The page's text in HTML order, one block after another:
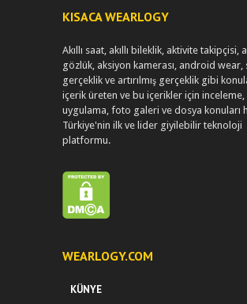
KISACA WEARLOGY
Akıllı saat, akıllı bileklik, aktivite takipçisi,
gözlük, aksiyon kamerası, android wear,
gerçeklik ve artırılmış gerçeklik gibi
içerik üreten ve bu içerikler için inceleme,
uygulama, foto galeri ve dosya konuları
Türkiye'nin ilk ve lider giyilebilir teknoloji
platformu.
WEARLOGY.COM
KÜNYE